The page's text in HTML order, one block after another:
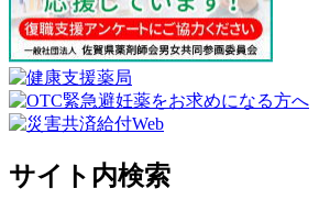
サイト内検索